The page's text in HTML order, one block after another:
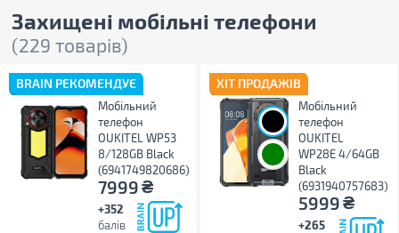
Захищені мобільні телефони
(229 товарів)
BRAIN РЕКОМЕНДУЄ
Мобільний
телефон
OUKITEL WP53
8/128GB Black
(6941749820686)
7999₴
+352
балів
ХІТ ПРОДАЖІВ
Мобільний
телефон
OUKITEL
WP28E 4/64GB
Black
(6931940757683)
5999₴
+265